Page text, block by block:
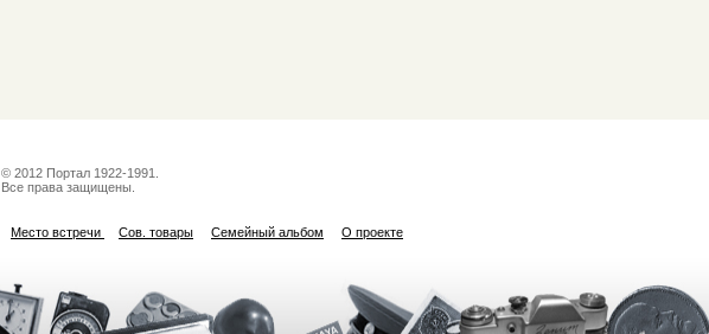
© 2012 Портал 1922-1991.
Все права защищены.
Место встречи Сов. товары Семейный альбом О проекте